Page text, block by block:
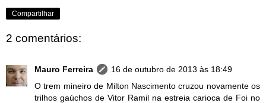
Compartilhar
2 comentários:
Mauro Ferreira
16 de outubro de 2013 às 18:49
O trem mineiro de Milton Nascimento cruzou novamente os
trilhos gaúchos de Vitor Ramil na estreia carioca de Foi no